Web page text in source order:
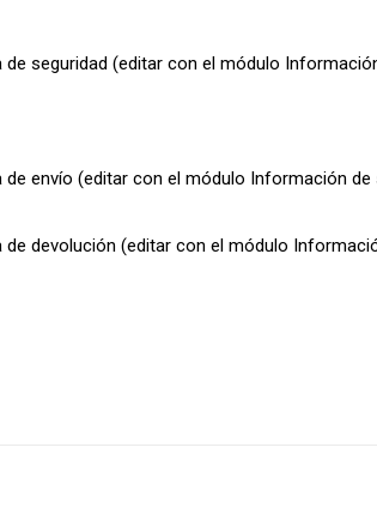
de seguridad (editar con el módulo
de envío (editar con el módulo Información
de devolución (editar con el módulo